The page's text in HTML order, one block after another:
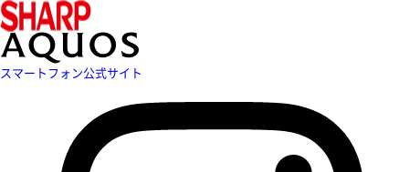
スマートフォン公式サイト